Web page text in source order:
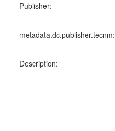
Publisher:
metadata.dc.publisher.tecnm:
Description: